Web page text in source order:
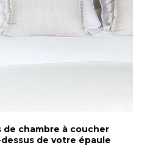
de chambre à coucher
de votre épaule